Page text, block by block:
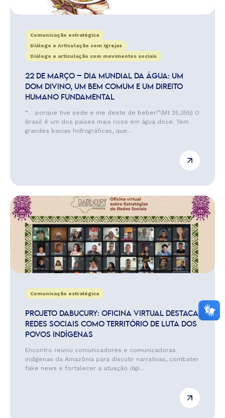
Comunicação estratégica
Diálogo e Articulação com Igrejas
Diálogo e articulação com movimentos sociais
22 DE MARÇO – DIA MUNDIAL DA ÁGUA: UM
DOM DIVINO, UM BEM COMUM E UM DIREITO
HUMANO FUNDAMENTAL
“… porque tive sede e me deste de beber!”(Mt 25,35b) O
Brasil é um dos países mais ricos em água doce. Tem
grandes bacias hidrográficas, que...
Comunicação estratégica
PROJETO DABUCURY: OFICINA VIRTUAL DESTACA
REDES SOCIAIS COMO TERRITÓRIO DE LUTA DOS
POVOS INDÍGENAS
Encontro reuniu comunicadores e comunicadoras
indígenas da Amazônia para discutir narrativas, combater
fake news e fortalecer a atuação digi...